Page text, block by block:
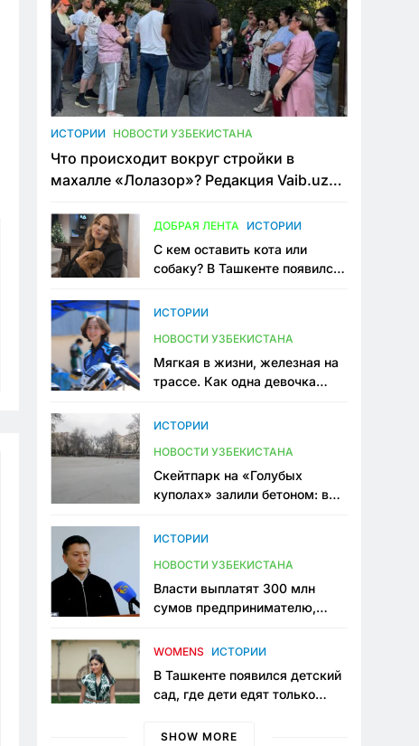
ИСТОРИИ НОВОСТИ УЗБЕКИСТАНА
Что происходит вокруг стройки в
махалле «Лолазор»? Редакция Vaib.uz
конфликта
ДОБРАЯ ЛЕНТА ИСТОРИИ
С кем оставить кота или
собаку? В Ташкенте появился
ИСТОРИИ
НОВОСТИ УЗБЕКИСТАНА
Мягкая в жизни, железная на
трассе. Как одна девочка
Узбекистане
ИСТОРИИ
НОВОСТИ УЗБЕКИСТАНА
Скейтпарк на «Голубых
куполах» залили бетоном: в
одно общественное
ИСТОРИИ
НОВОСТИ УЗБЕКИСТАНА
Власти выплатят 300 млн
сумов предпринимателю,
тюрьме по незаконному
WOMENS ИСТОРИИ
В Ташкенте появился детский
сад, где дети едят только
мама, которая устала просить
SHOW MORE